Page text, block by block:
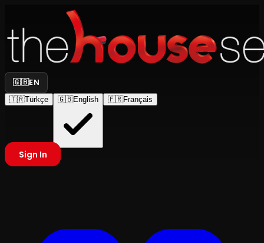
🇬🇧EN
🇹🇷Türkçe 🇬🇧English 🇫🇷Français
Sign In